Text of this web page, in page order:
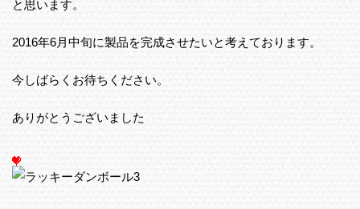
と思います。
2016年6月中旬に製品を完成させたいと考えております。
今しばらくお待ちください。
ありがとうございました